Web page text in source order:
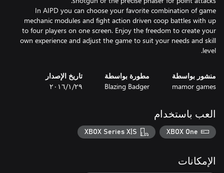
In AIPD you can choose your favorite combination of game
mechanic modules and fight action driven coop battles with up
to four players on one screen. Enjoy the freedom to create your
own experience and adjust the game to suit your needs and skill
level.
منشور بواسطة
mamor games
مطورة بواسطة
Blazing Badger
تاريخ الإصدار
٢٩‏/١‏/٢٠١٦
العب باستخدام
XBOX One
XBOX Series X|S
الإمكانات